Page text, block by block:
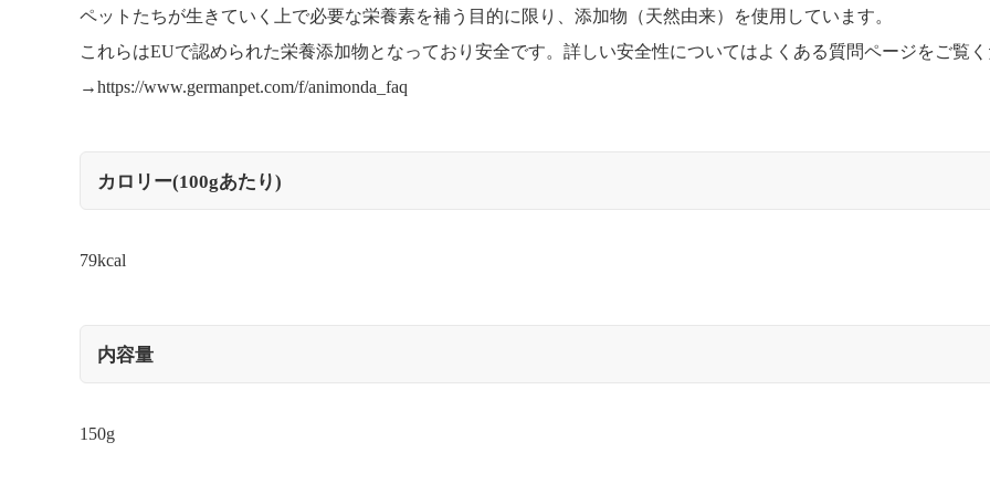
ペットたちが生きていく上で必要な栄養素を補う目的に限り、添加物（天然由来）を使用しています。
これらはEUで認められた栄養添加物となっており安全です。詳しい安全性についてはよくある質問ページをご覧
→https://www.germanpet.com/f/animonda_faq
カロリー(100gあたり)
79kcal
内容量
150g